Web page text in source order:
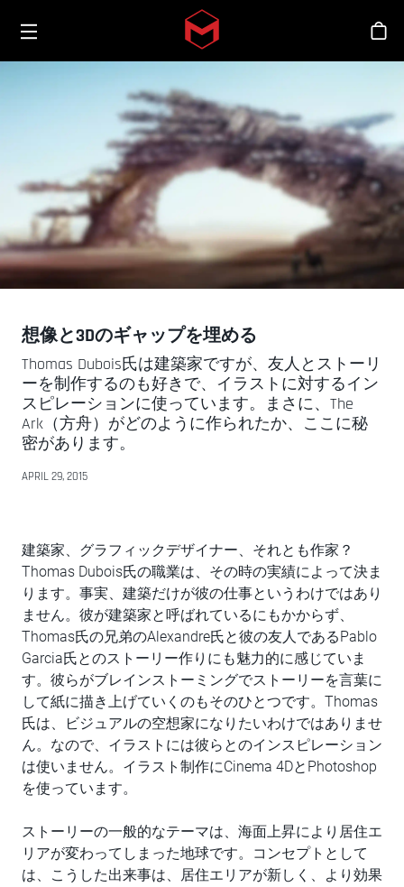
Skip to main content
Toggle menu
シ
想像と3Dのギャップを埋める
Thomas Dubois氏は建築家ですが、友人とストーリ
ーを制作するのも好きで、イラストに対するイン
スピレーションに使っています。まさに、The
Ark（方舟）がどのように作られたか、ここに秘
密があります。
APRIL 29, 2015
建築家、グラフィックデザイナー、それとも作家？
Thomas Dubois氏の職業は、その時の実績によって決ま
ります。事実、建築だけが彼の仕事というわけではあり
ません。彼が建築家と呼ばれているにもかからず、
Thomas氏の兄弟のAlexandre氏と彼の友人であるPablo
Garcia氏とのストーリー作りにも魅力的に感じていま
す。彼らがブレインストーミングでストーリーを言葉に
して紙に描き上げていくのもそのひとつです。Thomas
氏は、ビジュアルの空想家になりたいわけではありませ
ん。なので、イラストには彼らとのインスピレーション
は使いません。イラスト制作にCinema 4DとPhotoshop
を使っています。
ストーリーの一般的なテーマは、海面上昇により居住エ
リアが変わってしまった地球です。コンセプトとして
は、こうした出来事は、居住エリアが新しく、より効果